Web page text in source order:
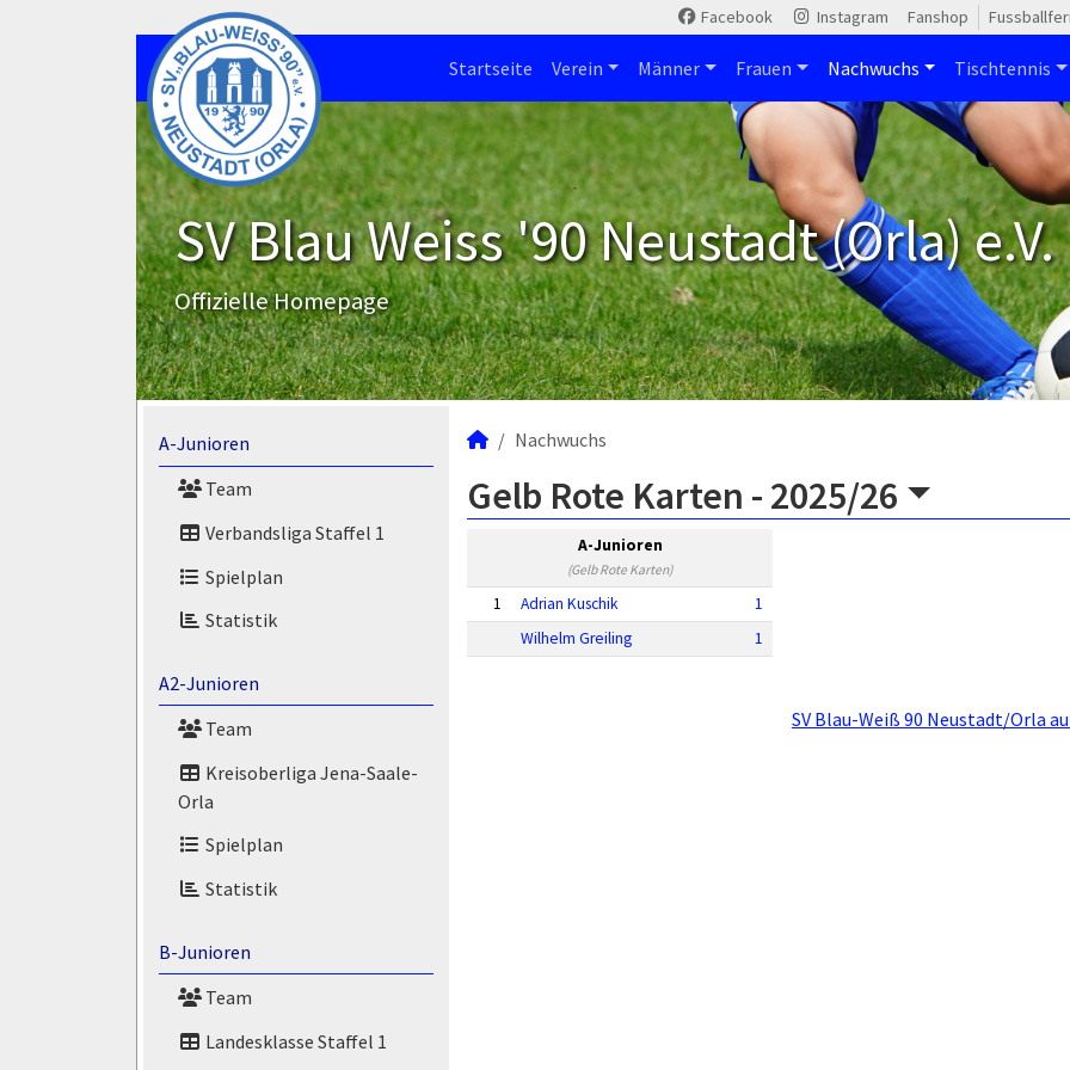
Facebook Instagram Fanshop
Startseite Verein Männer Frauen Nachwuchs Tischtennis
SV Blau Weiss '90 Neustadt (Orla) e.V.
Offizielle Homepage
A-Junioren
Team
Verbandsliga Staffel 1
Spielplan
Statistik
A2-Junioren
Team
Kreisoberliga Jena-Saale-
Orla
Spielplan
Statistik
B-Junioren
Team
Landesklasse Staffel 1
Nachwuchs
Gelb Rote Karten - 2025/26
A-Junioren
(Gelb Rote Karten)
1 Adrian Kuschik
1
Wilhelm Greiling
1
SV Blau-Weiß 90 Neustadt/Orla